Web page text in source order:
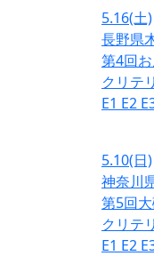
5.16(土)
長野県
第4回
クリテ
E1 E2
5.10(日)
神奈川
第5回
クリテ
E1 E2